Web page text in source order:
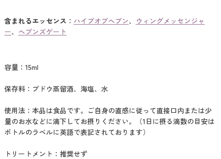
含まれるエッセンス ： ハイブオブヘブン、 ウィングメッセンジャ
ー、 ヘブンズゲート
容量：15ml
保存料：ブドウ蒸留酒、海塩、水
使用法：本品は食品です。ご自身の直感に従って直接口内または少
量のお水などに滴下してお摂りください。（1日に摂る滴数の目安は
ボトルのラベルに英語で表記されております）
トリートメント：推奨せず